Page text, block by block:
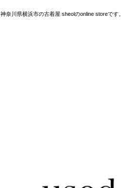
神奈川県横浜市の古着屋 sheolのonline storeです。